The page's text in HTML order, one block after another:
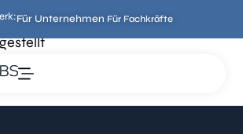
Für Unternehmen Für Fachkräfte
wurden3 Maschinenbediener